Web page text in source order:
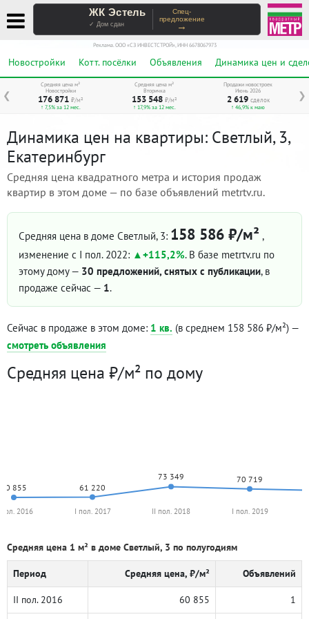
ЖК Эстель
✓ Дом сдан
Спец-
предложение
→
Реклама. ООО «СЗ ИНВЕСТСТРОЙ», ИНН 6678067973
Новостройки Котт. посёлки Объявления Динамика цен и
❮ ❯
Средняя цена м²
Новостройки
176 871 ₽/м²
↑ 7,5% за 12 мес.
Средняя цена м²
Вторичка
153 548 ₽/м²
↑ 17,9% за 12 мес.
Продажи новостроек
Июнь 2026
2 619 сделок
↑ 46,9% к маю
Динамика цен на квартиры: Светлый, 3,
Екатеринбург
Средняя цена квадратного метра и история продаж
квартир в этом доме — по базе объявлений metrtv.ru.
Средняя цена в доме Светлый, 3: 158 586 ₽/м² ,
изменение с I пол. 2022:
+115,2%. В базе metrtv.ru по
этому дому — 30 предложений, снятых с публикации, в
продаже сейчас — 1.
Сейчас в продаже в этом доме: 1 кв. (в среднем 158 586 ₽/м²) —
смотреть объявления
Средняя цена ₽/м² по дому
60 855 61 220
73 349 70 719
2016 I пол. 2017 II пол. 2018 I пол. 2019
Средняя цена 1 м² в доме Светлый, 3 по полугодиям
Период Средняя цена, ₽/м² Объявлений
II пол. 2016 60 855 1